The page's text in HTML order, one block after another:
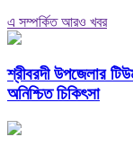
এ সম্পর্কিত আরও খবর
শ্রীবরদী উপজেলার
অনিশ্চিত চিকিৎসা